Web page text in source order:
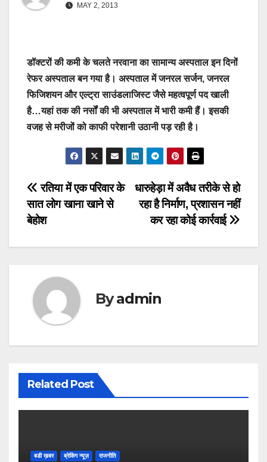
MAY 2, 2013
डॉक्टरों की कमी के चलते नरवाना का सामान्य अस्पताल इन दिनों
रेफर अस्पताल बन गया है। अस्पताल में जनरल सर्जन, जनरल
फिजिशयन और एल्ट्रा साउंडलाजिस्ट जैसे महत्वपूर्ण पद खाली
है…यहां तक की नर्सों की भी अस्पताल में भारी कमी हैं। इसकी
वजह से मरीजों को काफी परेशानी उठानी पड़ रही है।
Post
navigation
धारुहेड़ा में अवैध तरीके से हो
रहा है निर्माण, प्रशासन नहीं
कर रहा कोई कार्रवाई
रतिया में एक परिवार के
सात लोग खाना खाने से
बेहोश
Byadmin
Related Post
बडी ख़बर ब्रेकिंग न्यूज़ राजनीति